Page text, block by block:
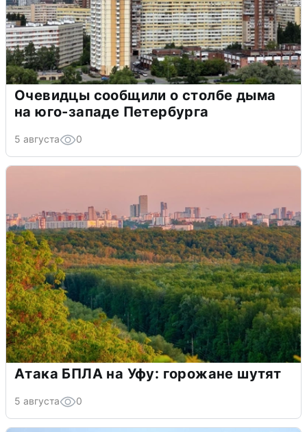
Очевидцы сообщили о столбе дыма
на юго-западе Петербурга
5 августа 0
Атака БПЛА на Уфу: горожане шутят
5 августа 0